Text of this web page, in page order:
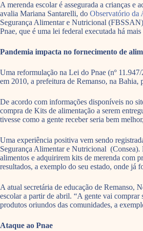
A merenda escolar é assegurada a crianças
avalia Mariana Santarelli, do Observatório da
Segurança Alimentar e Nutricional
Pnae, que é uma lei federal executada há
Pandemia impacta no fornecimento de
Uma reformulação na Lei do Pnae (nº
em 2010, a prefeitura de Remanso, na
De acordo com informações disponíveis no
compra de Kits de alimentação a serem
tivesse como a gente receber seria bem
Uma experiência positiva vem sendo
Segurança Alimentar e Nutricional (Consea).
alimentos e adquirirem kits de merenda com
resultados, a exemplo do seu estado, onde
A atual secretária de educação de Remanso,
escolar a partir de abril. “A gente vai comprar
produtos oriundos das comunidades, a
Ataque ao Pnae